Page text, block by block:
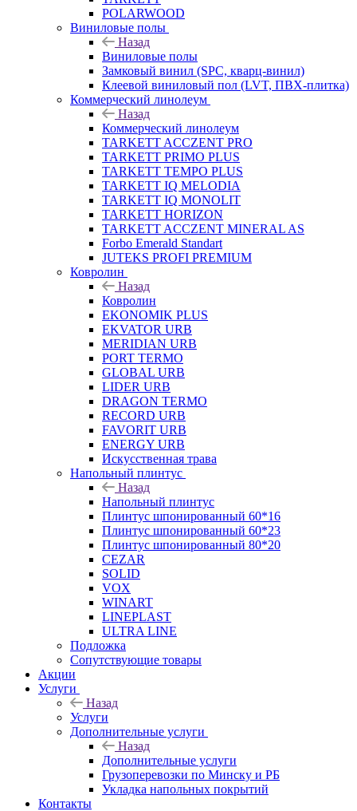
POLARWOOD
Виниловые полы
Назад
Виниловые полы
Замковый винил (SPC, кварц-винил)
Клеевой виниловый пол (LVT, ПВХ-плитка)
Коммерческий линолеум
Назад
Коммерческий линолеум
TARKETT ACCZENT PRO
TARKETT PRIMO PLUS
TARKETT TEMPO PLUS
TARKETT IQ MELODIA
TARKETT IQ MONOLIT
TARKETT HORIZON
TARKETT ACCZENT MINERAL AS
Forbo Emerald Standart
JUTEKS PROFI PREMIUM
Ковролин
Назад
Ковролин
EKONOMIK PLUS
EKVATOR URB
MERIDIAN URB
PORT TERMO
GLOBAL URB
LIDER URB
DRAGON TERMO
RECORD URB
FAVORIT URB
ENERGY URB
Искусственная трава
Напольный плинтус
Назад
Напольный плинтус
Плинтус шпонированный 60*16
Плинтус шпонированный 60*23
Плинтус шпонированный 80*20
CEZAR
SOLID
VOX
WINART
LINEPLAST
ULTRA LINE
Подложка
Сопутствующие товары
Акции
Услуги
Назад
Услуги
Дополнительные услуги
Назад
Дополнительные услуги
Грузоперевозки по Минску и РБ
Укладка напольных покрытий
Контакты